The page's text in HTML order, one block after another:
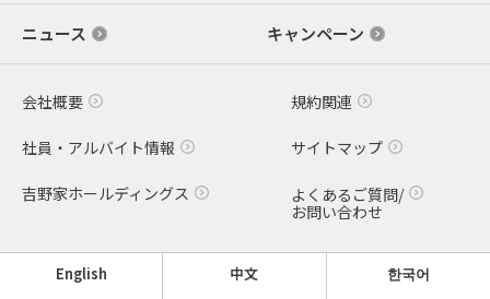
ニュース キャンペーン
会社概要 規約関連
社員・アルバイト情報 サイトマップ
吉野家ホールディングス
よくあるご質問/
お問い合わせ
English 中文 한국어